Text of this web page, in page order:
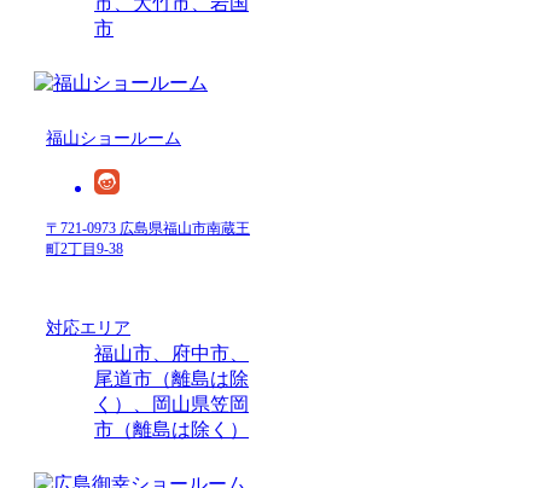
市
福山ショールーム
〒721-0973 広島県福山市南蔵王
町2丁目9-38
対応エリア
福山市、府中市、
尾道市（離島は除
く）、岡山県笠岡
市（離島は除く）